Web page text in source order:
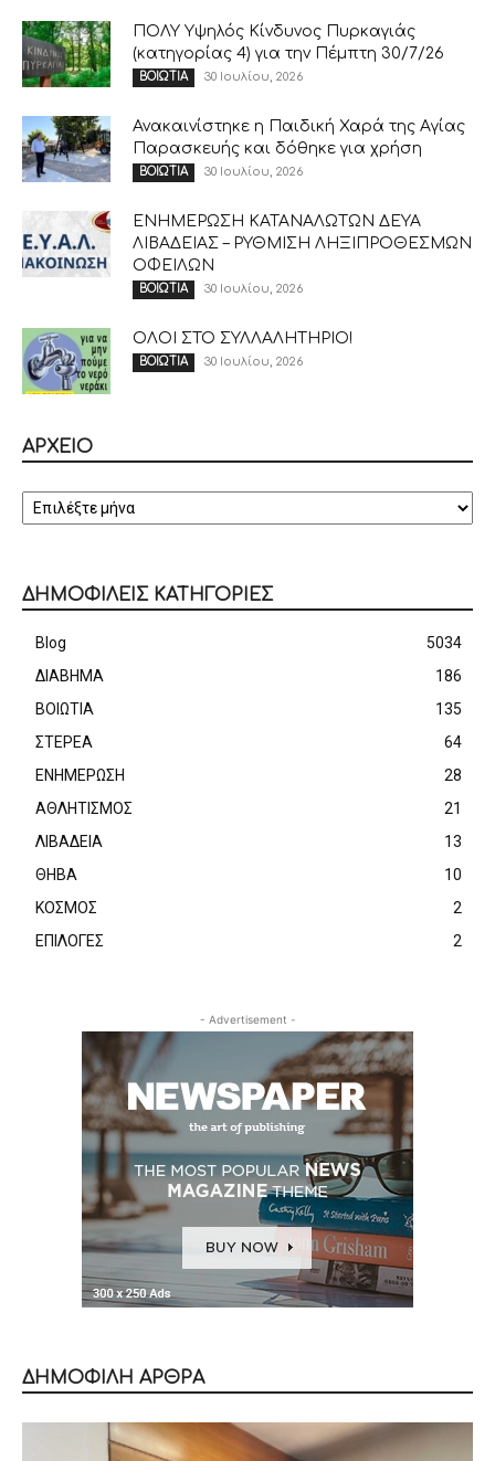
ΠΟΛΥ Υψηλός Κίνδυνος Πυρκαγιάς
(κατηγορίας 4) για την Πέμπτη 30/7/26
ΒΟΙΩΤΙΑ 30 Ιουλίου, 2026
Ανακαινίστηκε η Παιδική Χαρά της Αγίας
Παρασκευής και δόθηκε για χρήση
ΒΟΙΩΤΙΑ 30 Ιουλίου, 2026
ΕΝΗΜΕΡΩΣΗ ΚΑΤΑΝΑΛΩΤΩΝ ΔΕΥΑ
ΛΙΒΑΔΕΙΑΣ – ΡΥΘΜΙΣΗ ΛΗΞΙΠΡΟΘΕΣΜΩΝ
ΟΦΕΙΛΩΝ
ΒΟΙΩΤΙΑ 30 Ιουλίου, 2026
ΟΛΟΙ ΣΤΟ ΣΥΛΛΑΛΗΤΗΡΙΟ!
ΒΟΙΩΤΙΑ 30 Ιουλίου, 2026
ΑΡΧΕΙΟ
ΑΡΧΕΙΟ
ΔΗΜΟΦΙΛΕΙΣ ΚΑΤΗΓΟΡΙΕΣ
Blog
5034
ΔΙΑΒΗΜΑ
186
ΒΟΙΩΤΙΑ
135
ΣΤΕΡΕΑ
64
ΕΝΗΜΕΡΩΣΗ
28
ΑΘΛΗΤΙΣΜΟΣ
21
ΛΙΒΑΔΕΙΑ
13
ΘΗΒΑ
10
ΚΟΣΜΟΣ
2
ΕΠΙΛΟΓΕΣ
2
- Advertisement -
ΔΗΜΟΦΙΛΗ ΑΡΘΡΑ